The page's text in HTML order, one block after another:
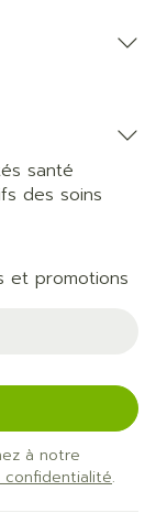
santé
des soins
et promotions
à notre
.